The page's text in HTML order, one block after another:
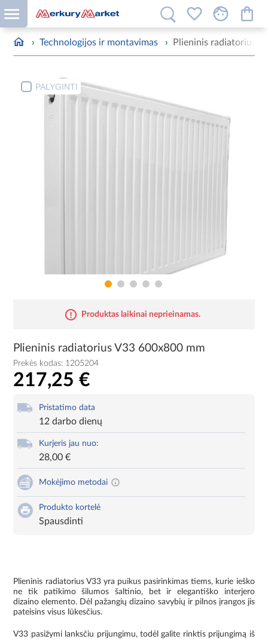
› Technologijos ir montavimas › Plieninis radiatorius
PALYGINTI
Produktas laikinai neprieinamas.
Plieninis radiatorius V33 600x800 mm
Prekės kodas: 1205204
217,25 €
Pristatimo data
12 darbo dienų
Kurjeris jau nuo:
28,00 €
Mokėjimo metodai
Produkto kortelė
Spausdinti
Plieninis radiatorius V33 yra puikus pasirinkimas tiems, kurie ieško
ne tik patikimo šilumos šaltinio, bet ir elegantiško interjero
dizaino elemento. Dėl pažangių dizaino savybių ir pilnos įrangos jis
pateisins visus lūkesčius.
V33 pasižymi lanksčiu prijungimu, todėl galite rinktis prijungimą iš